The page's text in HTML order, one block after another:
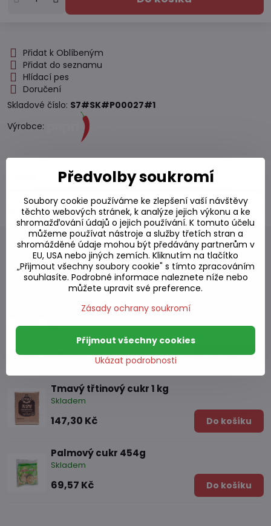
Přidat k Oblíbeným
Přidat do seznamu
Hlídací pes
Doručení
Skladové číslo: S7#SK#P00027#1
Výrobce:
Diskuse 0
Alternativní produkty
Vanilkový lusk 1 ks
Skladem
89,14 Kč Do košíku
Tmavý třtinový cukr 1 kg
Skladem
147,30 Kč Do košíku
Palmový cukr 454g
Skladem
69,57 Kč Do košíku
Předvolby soukromí
Soubory cookie používáme ke zlepšení vaší návštěvy
těchto webových stránek, k analýze jejich výkonu a ke
shromažďování údajů o jejich používání. K tomuto účelu
můžeme používat nástroje a služby třetích stran a
shromážděné údaje mohou být předávány partnerům v
EU, USA nebo jiných zemích. Kliknutím na tlačítko
„Přijmout všechny soubory cookie" s tímto zpracováním
souhlasíte. Podrobné informace naleznete níže nebo
můžete upravit své preference.
Zásady ochrany soukromí
Ukázat podrobnosti
Přijmout všechny cookies